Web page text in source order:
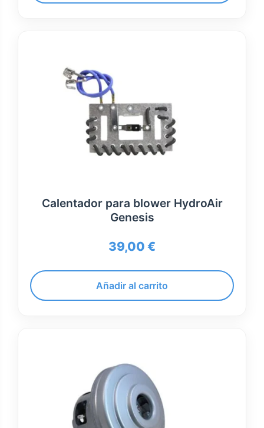
Calentador para blower HydroAir
Genesis
39,00 €
Añadir al carrito